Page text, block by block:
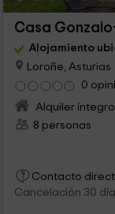
Casa
Alojamiento
Loroñe, Asturias
0
Alquiler íntegro
8 personas
Contacto
Cancelación 30